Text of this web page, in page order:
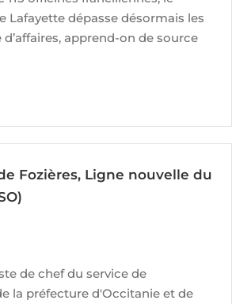
Lafayette dépasse désormais les
apprend-on de source
Fozières, Ligne nouvelle du
de chef du service de
la préfecture d'Occitanie et de